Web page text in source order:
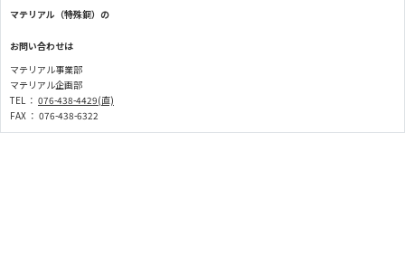
マテリアル（特殊鋼）の
お問い合わせは
マテリアル事業部
マテリアル企画部
TEL ： 076-438-4429(直)
FAX ： 076-438-6322